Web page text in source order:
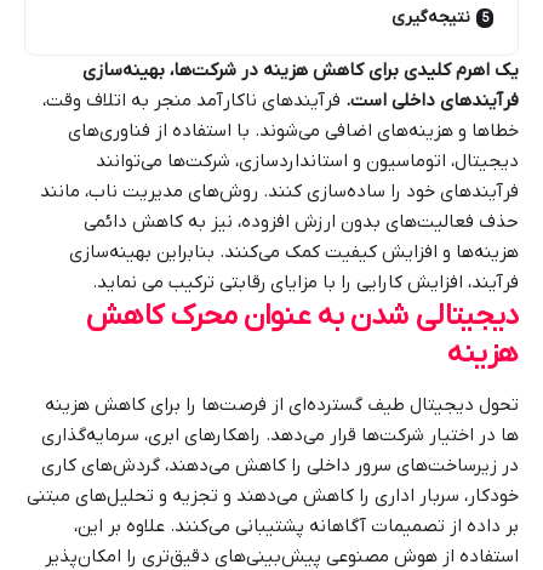
نتیجه‌گیری
یک اهرم کلیدی برای کاهش هزینه در شرکت‌ها، بهینه‌سازی
فرآیندهای داخلی است. فرآیندهای ناکارآمد منجر به اتلاف وقت،
خطاها و هزینه‌های اضافی می‌شوند. با استفاده از فناوری‌های
دیجیتال، اتوماسیون و استانداردسازی، شرکت‌ها می‌توانند
فرآیندهای خود را ساده‌سازی کنند. روش‌های مدیریت ناب، مانند
حذف فعالیت‌های بدون ارزش افزوده، نیز به کاهش دائمی
هزینه‌ها و افزایش کیفیت کمک می‌کنند. بنابراین بهینه‌سازی
فرآیند، افزایش کارایی را با مزایای رقابتی ترکیب می نماید.
دیجیتالی شدن به عنوان محرک کاهش
هزینه
تحول دیجیتال طیف گسترده‌ای از فرصت‌ها را برای کاهش هزینه‌
ها در اختیار شرکت‌ها قرار می‌دهد. راهکارهای ابری، سرمایه‌گذاری
در زیرساخت‌های سرور داخلی را کاهش می‌دهند، گردش‌های کاری
خودکار، سربار اداری را کاهش می‌دهند و تجزیه و تحلیل‌های مبتنی
بر داده از تصمیمات آگاهانه پشتیبانی می‌کنند. علاوه بر این،
استفاده از هوش مصنوعی پیش‌بینی‌های دقیق‌تری را امکان‌پذیر